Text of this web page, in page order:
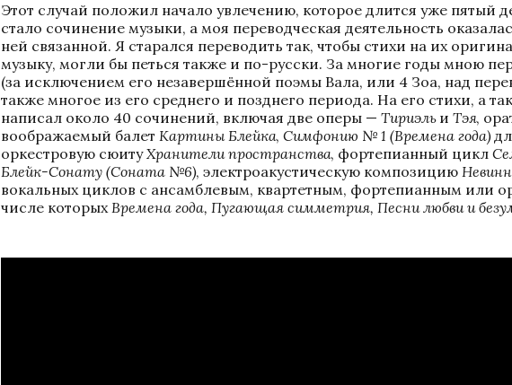
Этот случай положил начало увлечению, которое длится уже пятый
стало сочинение музыки, а моя переводческая деятельность
ней связанной. Я старался переводить так, чтобы стихи на их
музыку, могли бы петься также и по-русски. За многие годы мною
(за исключением его незавершённой поэмы Вала, или 4 Зоа, над
также многое из его среднего и позднего периода. На его стихи, а
написал около 40 сочинений, включая две оперы — Тириэль и Тэя,
воображаемый балет Картины Блейка, Симфонию № 1 (Времена года)
оркестровую сюиту Хранители пространства, фортепианный цикл
Блейк-Сонату (Соната №6), электроакустическую композицию
вокальных циклов с ансамблевым, квартетным, фортепианным или
числе которых Времена года, Пугающая симметрия, Песни любви и